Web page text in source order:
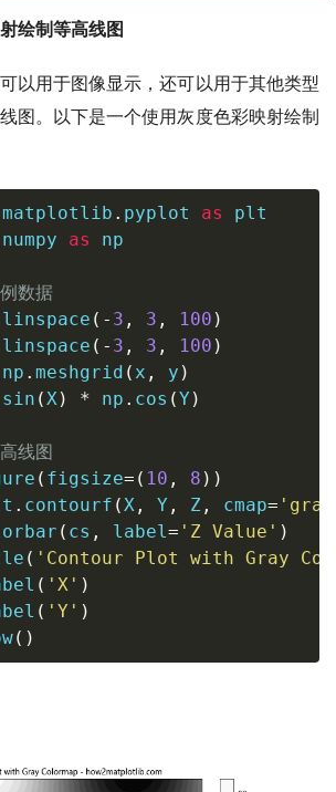
绘制等高线图
以用于图像显示，还可以用于其他类型
图。以下是一个使用灰度色彩映射绘制
matplotlib . pyplot as
numpy as np
数据
linspace ( - 3 , 3 , 100 )
linspace ( - 3 , 3 , 100 )
np . meshgrid ( x , y )
sin (X) * np . cos (Y )
线图
( figsize= ( 10 , 8 ) )
. contourf (X, Y , Z, cmap=
( cs , label= 'Z Value' )
( 'Contour Plot with Gray
( 'X' )
( 'Y' )
( )